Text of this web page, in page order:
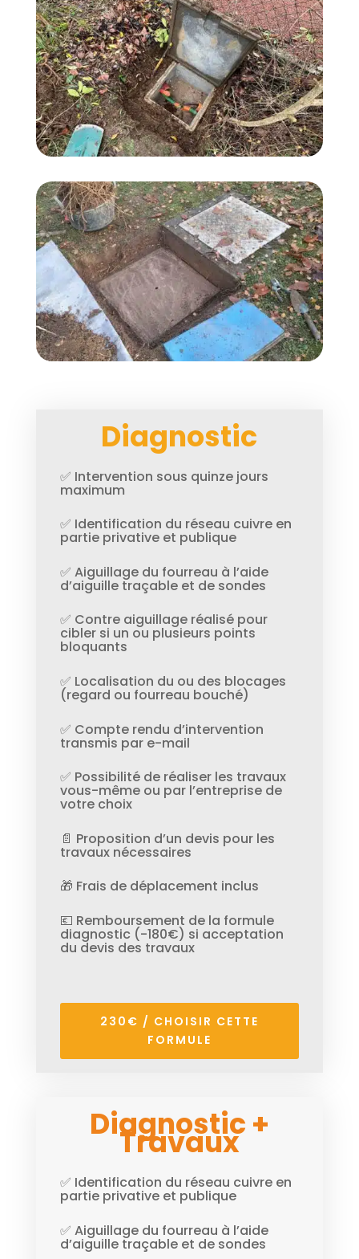
Diagnostic
✅ Intervention sous quinze jours
maximum
✅ Identification du réseau cuivre en
partie privative et publique
✅ Aiguillage du fourreau à l’aide
d’aiguille traçable et de sondes
✅ Contre aiguillage réalisé pour
cibler si un ou plusieurs points
bloquants
✅ Localisation du ou des blocages
(regard ou fourreau bouché)
✅ Compte rendu d’intervention
transmis par e-mail
✅ Possibilité de réaliser les travaux
vous-même ou par l’entreprise de
votre choix
📄 Proposition d’un devis pour les
travaux nécessaires
🎁 Frais de déplacement inclus
💶 Remboursement de la formule
diagnostic (-180€) si acceptation
du devis des travaux
230€ / CHOISIR CETTE
FORMULE
Diagnostic +
Travaux
✅ Identification du réseau cuivre en
partie privative et publique
✅ Aiguillage du fourreau à l’aide
d’aiguille traçable et de sondes